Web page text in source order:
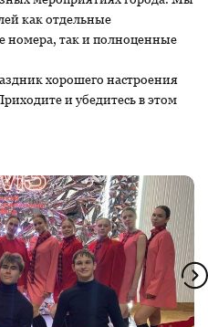
как отдельные
номера, так и полноценные
хорошего настроения
и убедитесь в этом